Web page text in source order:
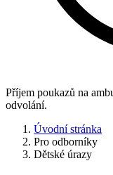
Příjem poukazů na
odvolání.
Úvodní stránka
Pro odborníky
Dětské úrazy